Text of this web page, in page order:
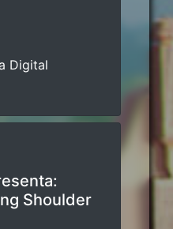
Digital
Shoulder